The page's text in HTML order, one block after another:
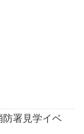
署見学イベ